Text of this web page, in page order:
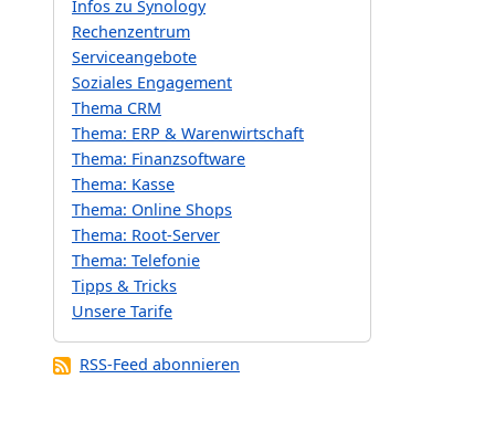
Infos zu Synology
Rechenzentrum
Serviceangebote
Soziales Engagement
Thema CRM
Thema: ERP & Warenwirtschaft
Thema: Finanzsoftware
Thema: Kasse
Thema: Online Shops
Thema: Root-Server
Thema: Telefonie
Tipps & Tricks
Unsere Tarife
RSS-Feed abonnieren